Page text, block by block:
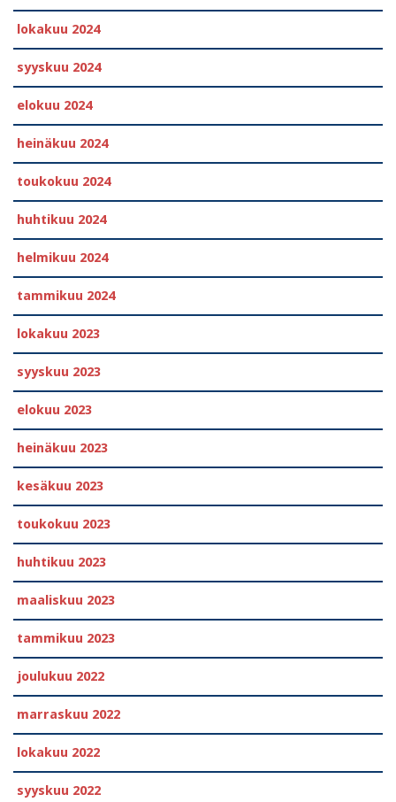
lokakuu 2024
syyskuu 2024
elokuu 2024
heinäkuu 2024
toukokuu 2024
huhtikuu 2024
helmikuu 2024
tammikuu 2024
lokakuu 2023
syyskuu 2023
elokuu 2023
heinäkuu 2023
kesäkuu 2023
toukokuu 2023
huhtikuu 2023
maaliskuu 2023
tammikuu 2023
joulukuu 2022
marraskuu 2022
lokakuu 2022
syyskuu 2022